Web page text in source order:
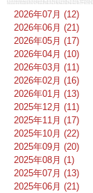
2026年07月 (12)
2026年06月 (21)
2026年05月 (17)
2026年04月 (10)
2026年03月 (11)
2026年02月 (16)
2026年01月 (13)
2025年12月 (11)
2025年11月 (17)
2025年10月 (22)
2025年09月 (20)
2025年08月 (1)
2025年07月 (13)
2025年06月 (21)